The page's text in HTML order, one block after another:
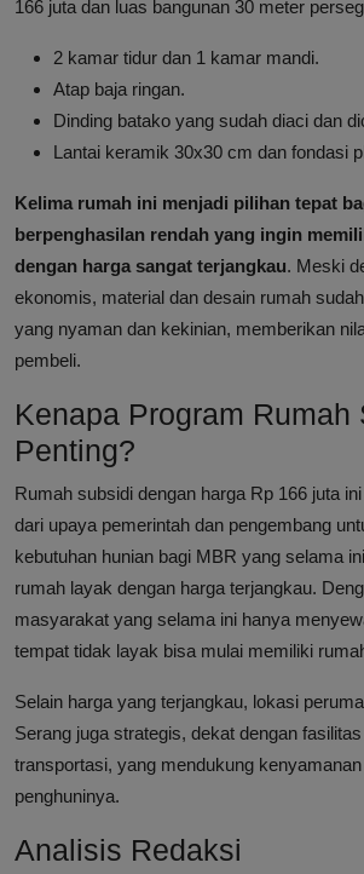
166 juta dan luas bangunan 30 meter
2 kamar tidur dan 1 kamar mandi.
Atap baja ringan.
Dinding batako yang sudah diaci dan
Lantai keramik 30x30 cm dan fondasi
Kelima rumah ini menjadi pilihan tepat
berpenghasilan rendah yang ingin
dengan harga sangat terjangkau. Meski
ekonomis, material dan desain rumah
yang nyaman dan kekinian, memberikan
pembeli.
Kenapa Program Rumah
Penting?
Rumah subsidi dengan harga Rp 166 juta
dari upaya pemerintah dan pengembang
kebutuhan hunian bagi MBR yang selama
rumah layak dengan harga terjangkau.
masyarakat yang selama ini hanya
tempat tidak layak bisa mulai memiliki
Selain harga yang terjangkau, lokasi
Serang juga strategis, dekat dengan
transportasi, yang mendukung
penghuninya.
Analisis Redaksi